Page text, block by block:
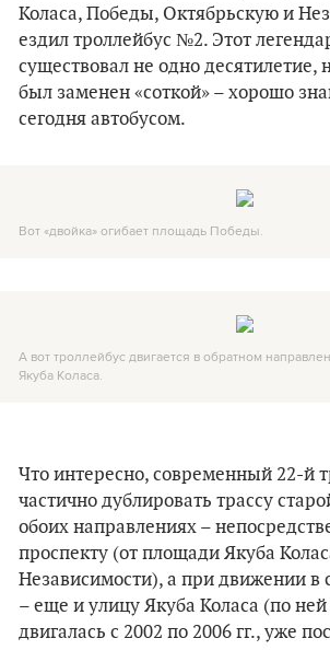
Коласа, Победы, Октябрьскую и
ездил троллейбус №2. Этот
существовал не одно десятилетие,
был заменен «соткой» – хорошо
сегодня автобусом.
Вот «двойка» огибает площадь Победы.
А вот троллейбус двигается в обратном
Якуба Коласа.
Что интересно, современный 22-й
частично дублировать трассу
обоих направлениях –
проспекту (от площади Якуба
Независимости), а при движении
– еще и улицу Якуба Коласа (по ней
двигалась с 2002 по 2006 гг., уже